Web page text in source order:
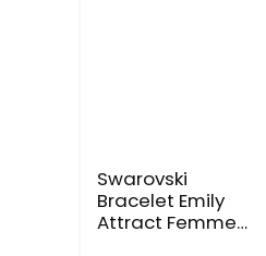
Swarovski
Bracelet Emily
Attract Femme,